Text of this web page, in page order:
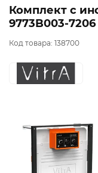
Комплект с
9773B003-
Код товара: 138700